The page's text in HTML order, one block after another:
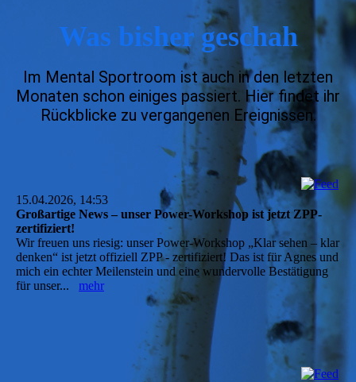
Was bisher geschah
Im Mental Sportroom ist auch in den letzten
Monaten schon einiges passiert. Hier findet ihr
Rückblicke zu vergangenen Ereignissen.
15.04.2026, 14:53
Großartige News – unser Power-Workshop ist jetzt ZPP-
zertifiziert!
Wir freuen uns riesig: unser Power-Workshop „Klar sehen – klar
denken“ ist jetzt offiziell ZPP - zertifiziert! Das ist für Agnes und
mich ein echter Meilenstein und eine wundervolle Bestätigung
für unser... mehr